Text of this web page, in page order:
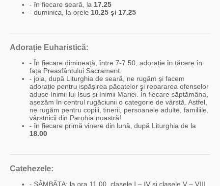
- în fiecare seară, la 17.25
- duminica, la orele 10.25 și 17.25
Adorație Euharistică:
- În fiecare dimineață, între 7-7.50, adorație în tăcere în
fața Preasfântului Sacrament.
- joia, după Liturghia de seară, ne rugăm și facem
adorație pentru ispășirea păcatelor și repararea ofenselor
aduse Inimii lui Isus și Inimii Mariei. În fiecare săptămâna,
așezăm în centrul rugăciunii o categorie de vârstă. Astfel,
ne rugăm pentru copiii, tinerii, persoanele adulte, familiile,
vârstnicii din Parohia noastră!
- în fiecare primă vinere din lună, după Liturghia de la
18.00
Catehezele:
- SÂMBĂTA: la ora 11.00, clasele I – IV și clasele V – VIII.